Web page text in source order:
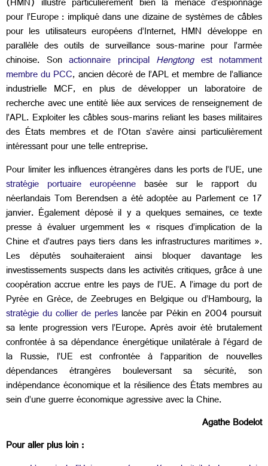
(HMN) illustre particulièrement bien la menace d’espionnage
pour l’Europe : impliqué dans une dizaine de systèmes de câbles
pour les utilisateurs européens d’Internet, HMN développe en
parallèle des outils de surveillance sous-marine pour l’armée
chinoise. Sonactionnaire principal Hengtongest notamment
membre du PCC, ancien décoré de l’APL et membre de l’alliance
industrielle MCF, en plus de développer un laboratoire de
recherche avec une entité liée aux services de renseignement de
l’APL. Exploiter les câbles sous-marins reliant les bases militaires
des États membres et de l’Otan s’avère ainsi particulièrement
intéressant pour une telle entreprise.
Pour limiter les influences étrangères dans les ports de l’UE, une
stratégie portuaire européenne basée sur le rapport du
néerlandais Tom Berendsen a été adoptée au Parlement ce 17
janvier. Également déposé il y a quelques semaines, ce texte
presse à évaluer urgemment les « risques d’implication de la
Chine et d’autres pays tiers dans les infrastructures maritimes ».
Les députés souhaiteraient ainsi bloquer davantage les
investissements suspects dans les activités critiques, grâce à une
coopération accrue entre les pays de l’UE. A l’image du port de
Pyrée en Grèce, de Zeebruges en Belgique ou d’Hambourg, la
stratégie du collier de perles lancée par Pékin en 2004 poursuit
sa lente progression vers l’Europe. Après avoir été brutalement
confrontée à sa dépendance énergétique unilatérale à l’égard de
la Russie, l’UE est confrontée à l’apparition de nouvelles
dépendances étrangères bouleversant sa sécurité, son
indépendance économique et la résilience des États membres au
sein d’une guerre économique agressive avec la Chine.
Agathe Bodelot
Pour aller plus loin :